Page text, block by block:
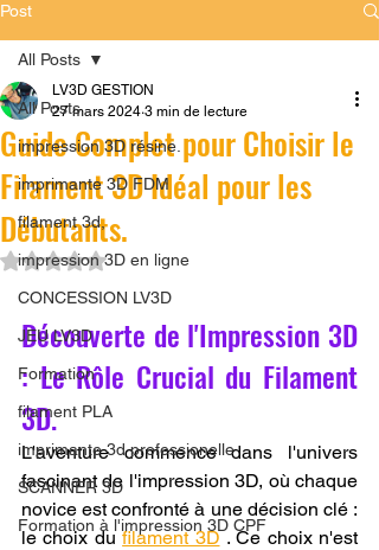
Post
All Posts
impression 3D résine.
imprimante 3D FDM
filament 3d,
impression 3D en ligne
CONCESSION LV3D
JEU LV3D
Formation
filament PLA
imprimante 3d professionelle
SCANNER 3D
Formation à l'impression 3D CPF
All Posts
Guide Complet pour Choisir le
Filament 3D Idéal pour les
Débutants.
LV3D GESTION
27 mars 2024 3 min de lecture
Noté NaN étoiles sur 5.
Découverte de l'Impression 3D
: Le Rôle Crucial du Filament
3D.
L'aventure commence dans l'univers
fascinant de l'impression 3D, où chaque
novice est confronté à une décision clé :
le choix du filament 3D . Ce choix n'est